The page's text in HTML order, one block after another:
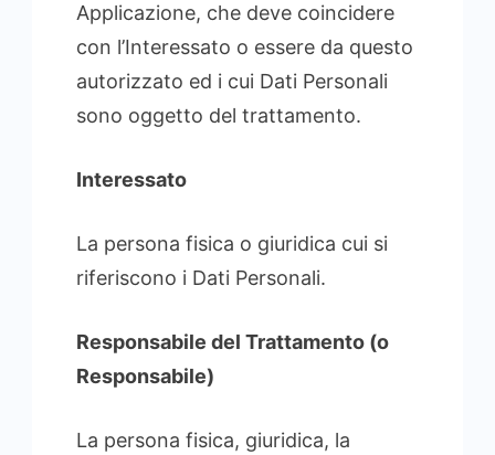
Applicazione, che deve coincidere
con l’Interessato o essere da questo
autorizzato ed i cui Dati Personali
sono oggetto del trattamento.
Interessato
La persona fisica o giuridica cui si
riferiscono i Dati Personali.
Responsabile del Trattamento (o
Responsabile)
La persona fisica, giuridica, la